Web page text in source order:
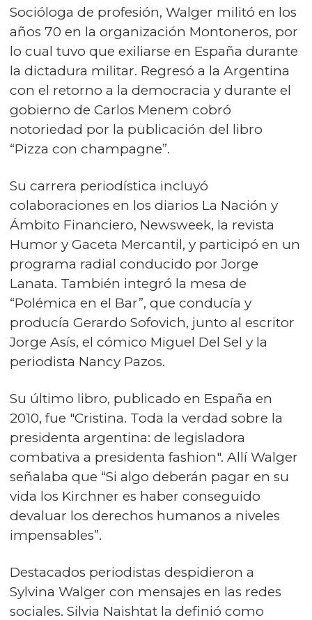
Socióloga de profesión, Walger militó en los
años 70 en la organización Montoneros, por
lo cual tuvo que exiliarse en España durante
la dictadura militar. Regresó a la Argentina
con el retorno a la democracia y durante el
gobierno de Carlos Menem cobró
notoriedad por la publicación del libro
“Pizza con champagne”.
Su carrera periodística incluyó
colaboraciones en los diarios La Nación y
Ámbito Financiero, Newsweek, la revista
Humor y Gaceta Mercantil, y participó en un
programa radial conducido por Jorge
Lanata. También integró la mesa de
“Polémica en el Bar”, que conducía y
producía Gerardo Sofovich, junto al escritor
Jorge Asís, el cómico Miguel Del Sel y la
periodista Nancy Pazos.
Su último libro, publicado en España en
2010, fue "Cristina. Toda la verdad sobre la
presidenta argentina: de legisladora
combativa a presidenta fashion". Allí Walger
señalaba que “Si algo deberán pagar en su
vida los Kirchner es haber conseguido
devaluar los derechos humanos a niveles
impensables”.
Destacados periodistas despidieron a
Sylvina Walger con mensajes en las redes
sociales. Silvia Naishtat la definió como